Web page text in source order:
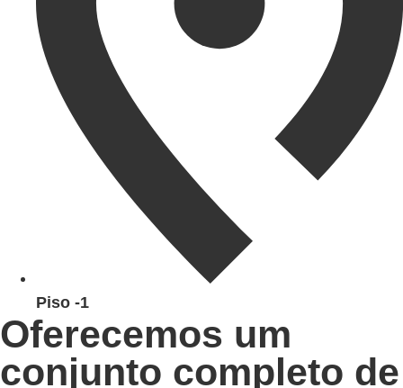
Piso -1
Oferecemos um
conjunto completo de